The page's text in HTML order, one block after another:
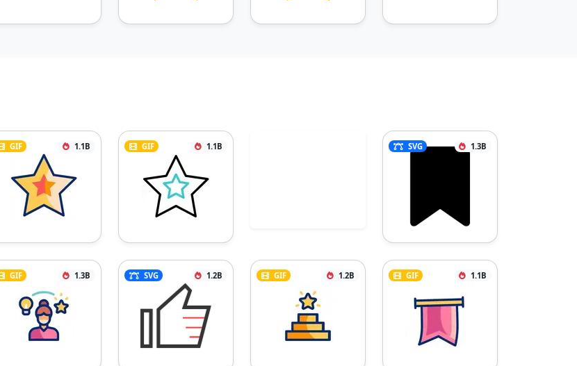
GIF 1.1B GIF 1.1B SVG 1.3B
GIF 1.3B SVG 1.2B GIF 1.2B GIF 1.1B